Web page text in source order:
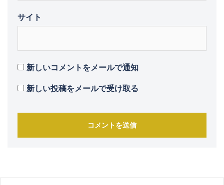
サイト
新しいコメントをメールで通知
新しい投稿をメールで受け取る